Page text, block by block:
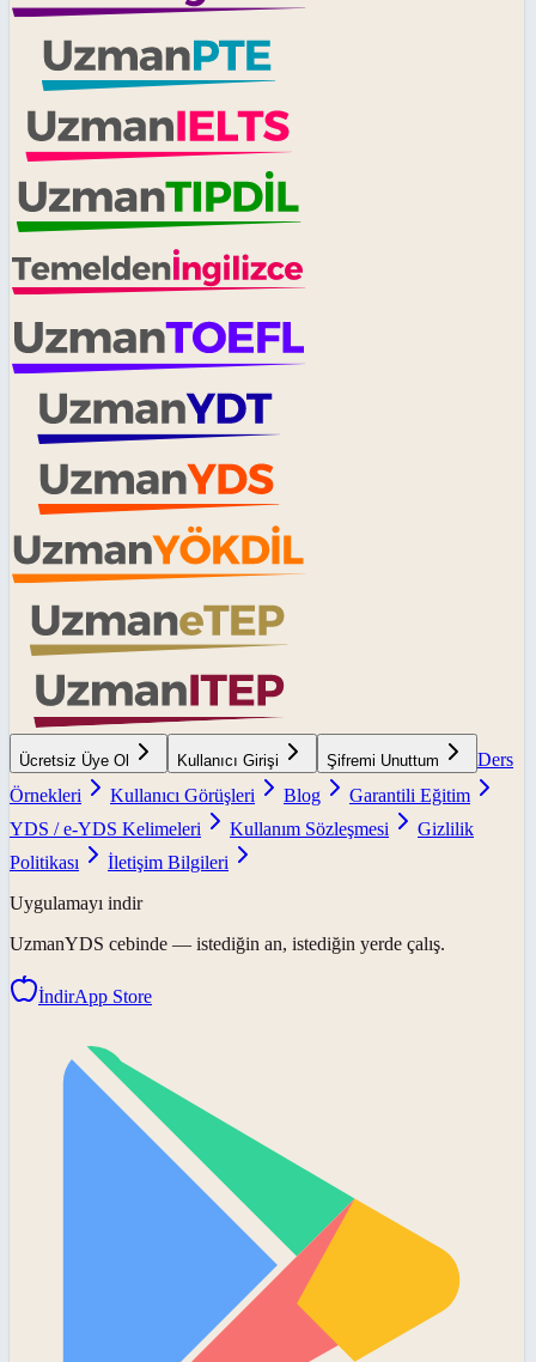
Ücretsiz Üye Ol Kullanıcı Girişi Şifremi Unuttum
Ders
Örnekleri
Kullanıcı Görüşleri Blog
Garantili Eğitim
YDS / e-YDS Kelimeleri
Kullanım Sözleşmesi
Gizlilik
Politikası
İletişim Bilgileri
Uygulamayı indir
UzmanYDS cebinde — istediğin an, istediğin yerde çalış.
İndirApp Store